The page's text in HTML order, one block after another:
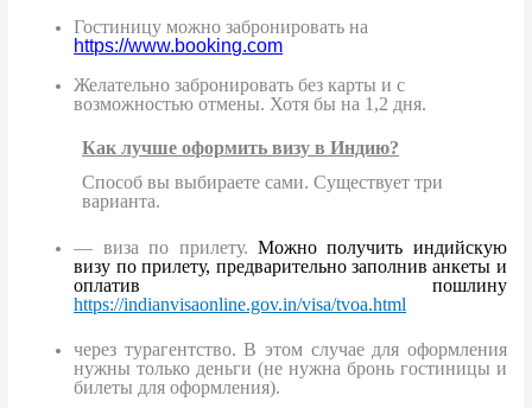
Гостиницу можно забронировать на
https://www.booking.com
Желательно забронировать без карты и с
возможностью отмены. Хотя бы на 1,2 дня.
Как лучше оформить визу в Индию?
Способ вы выбираете сами. Существует три
варианта.
— виза по прилету. Можно получить индийскую
визу по прилету, предварительно заполнив анкеты и
оплатив пошлину
https://indianvisaonline.gov.in/visa/tvoa.html
через турагентство. В этом случае для оформления
нужны только деньги (не нужна бронь гостиницы и
билеты для оформления).